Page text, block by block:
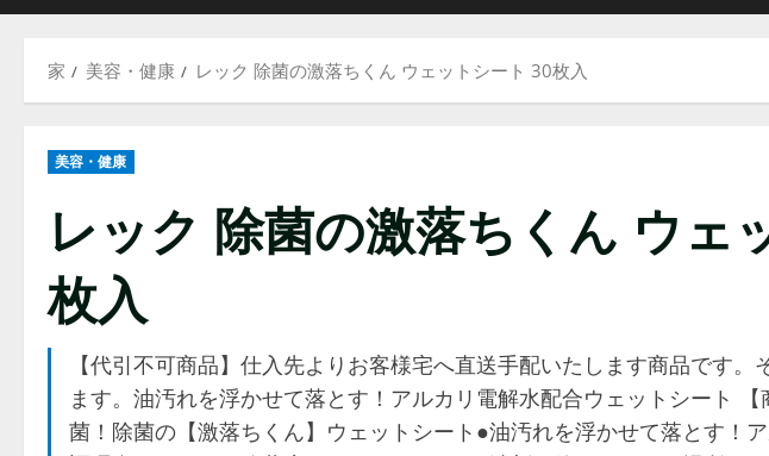
家 美容・健康 レック 除菌の激落ちくん ウェットシート 30枚入
美容・健康
レック 除菌の激落ちくん ウェ
枚入
【代引不可商品】仕入先よりお客様宅へ直送手配いたします商品です
ます。油汚れを浮かせて落とす！アルカリ電解水配合ウェットシート
菌！除菌の【激落ちくん】ウェットシート●油汚れを浮かせて落とす！